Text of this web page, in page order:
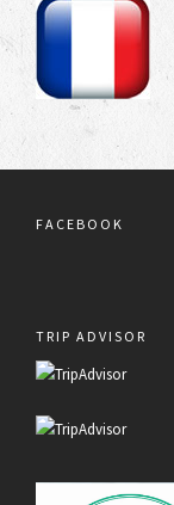
FACEBOOK
TRIP ADVISOR